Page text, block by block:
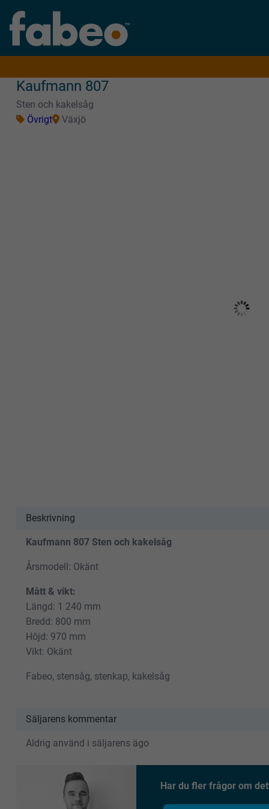
Kaufmann 807
Sten och kakelsåg
Övrigt
Växjö
Beskrivning
Kaufmann 807 Sten och kakelsåg
Årsmodell: Okänt
Mått & vikt:
Längd: 1 240 mm
Bredd: 800 mm
Höjd: 970 mm
Vikt: Okänt
Fabeo, stensåg, stenkap, kakelsåg
Säljarens kommentar
Aldrig använd i säljarens ägo
Har du fler frågor om